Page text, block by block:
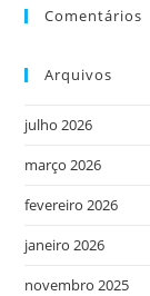
Comentários
Arquivos
julho 2026
março 2026
fevereiro 2026
janeiro 2026
novembro 2025